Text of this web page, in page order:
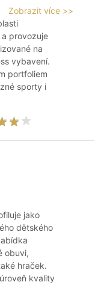
Zobrazit více >>
provozuje
na
vybavení.
portfoliem
sporty i
jako
dětského
obuvi,
hraček.
kvality